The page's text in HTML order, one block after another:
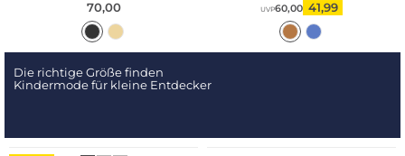
70,00 UVP60,00 41,99
Die richtige Größe finden
Kindermode für kleine Entdecker